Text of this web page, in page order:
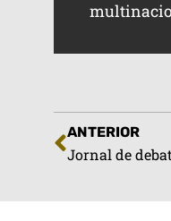
ANTERIOR
Jornal de